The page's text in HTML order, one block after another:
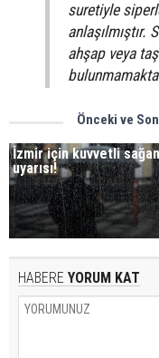
suretiyle
anlaşılmıştır.
ahşap veya
Önceki ve
İzmir için kuvvetli
uyarısı!
HABERE YORUM KAT